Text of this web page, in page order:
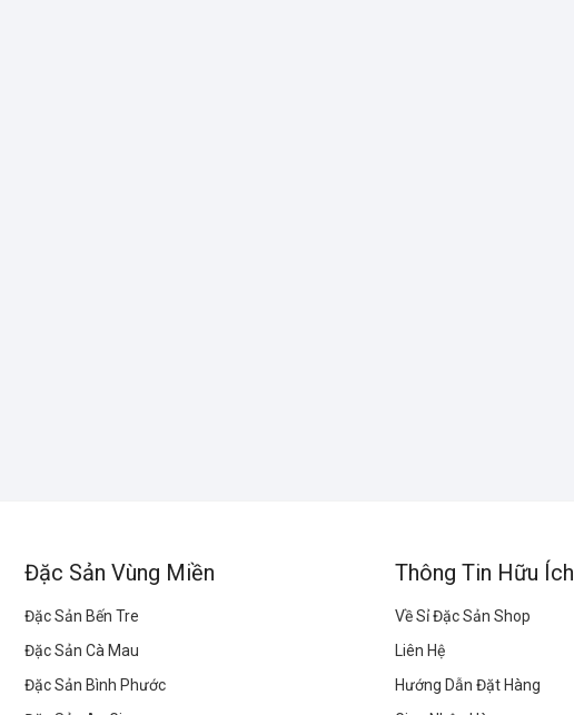
Đặc Sản Vùng Miền
Đặc Sản Bến Tre
Đặc Sản Cà Mau
Đặc Sản Bình Phước
Thông Tin Hữu Ích
Về Sỉ Đặc Sản Shop
Liên Hệ
Hướng Dẫn Đặt Hàng